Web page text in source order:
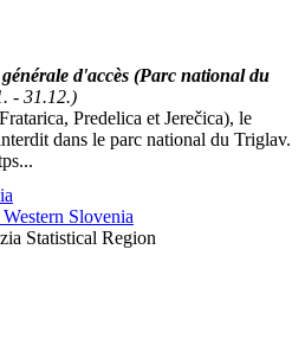
d'accès (Parc national du
- 31.12.)
Predelica et Jerečica), le
dans le parc national du Triglav.
Slovenia
Statistical Region